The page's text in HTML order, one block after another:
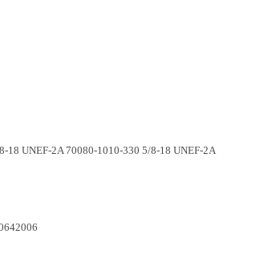
UNEF-2A 70080-1010-330 5/8-18 UNEF-2A